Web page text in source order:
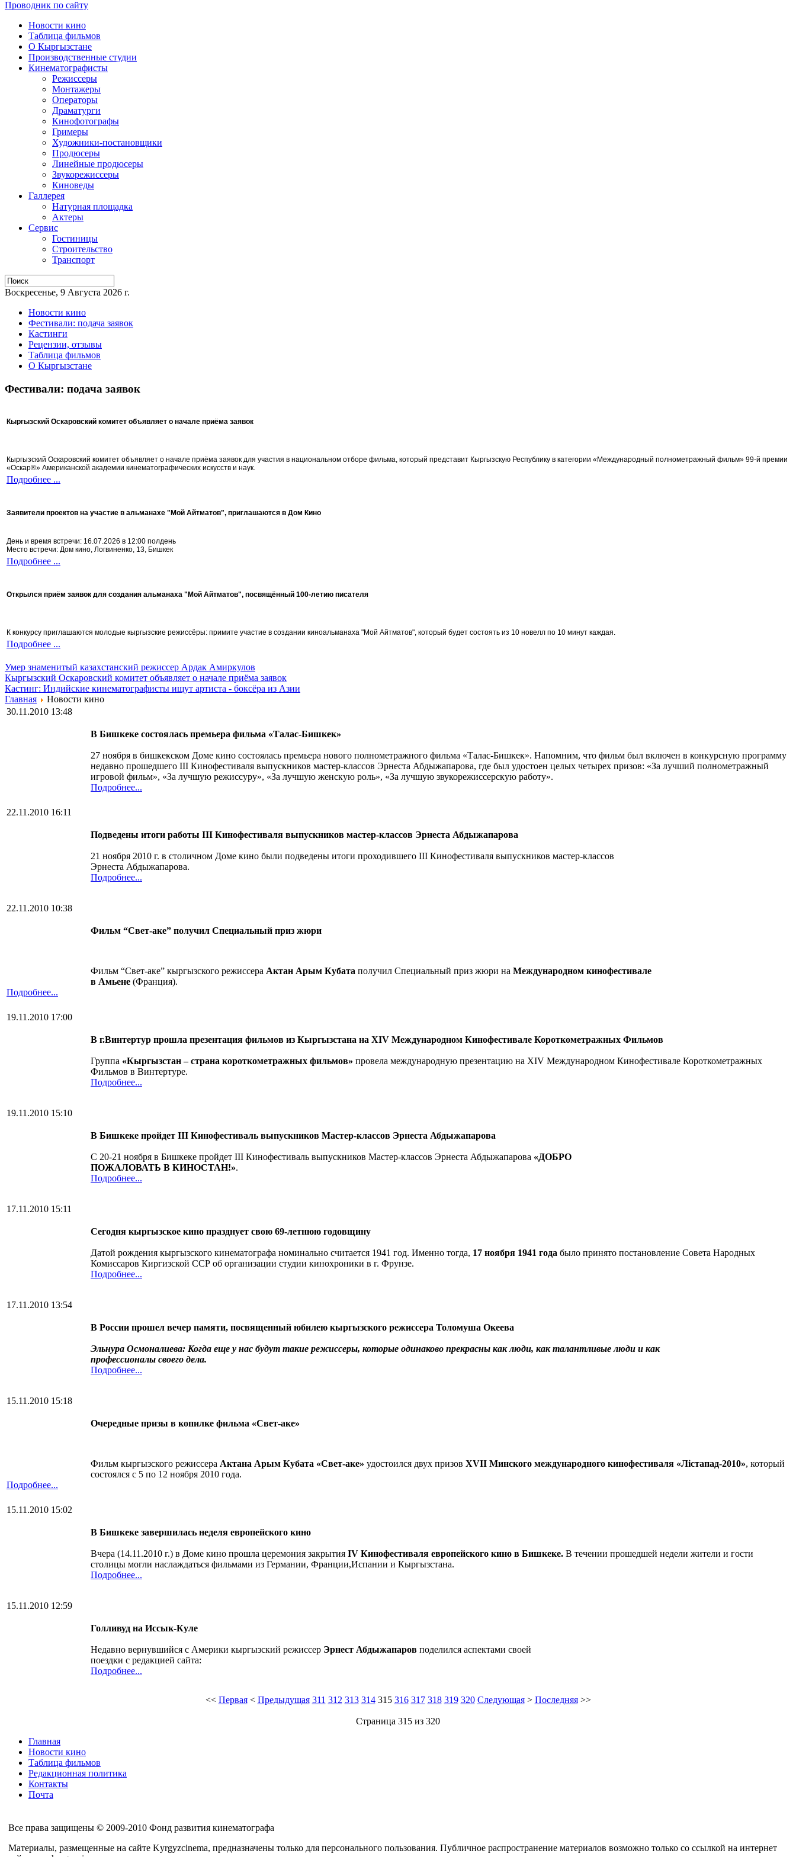
Проводник по сайту
Новости кино
Таблица фильмов
О Кыргызстане
Производственные студии
Кинематографисты
Режиссеры
Монтажеры
Операторы
Драматурги
Кинофотографы
Гримеры
Художники-постановщики
Продюсеры
Линейные продюсеры
Звукорежиссеры
Киноведы
Галлерея
Натурная площадка
Актеры
Сервис
Гостиницы
Строительство
Транспорт
Воскресенье, 9 Августа 2026 г.
Новости кино
Фестивали: подача заявок
Кастинги
Рецензии, отзывы
Таблица фильмов
О Кыргызстане
Фестивали: подача заявок
Кыргызский Оскаровский комитет объявляет о начале приёма заявок
Кыргызский Оскаровский комитет объявляет о начале приёма заявок для участия в национальном отборе фильма, который представит Кыргызскую Республику в категории «Международный полнометражный фильм» 99-й премии
«Оскар®» Американской академии кинематографических искусств и наук.
Подробнее ...
Заявители проектов на участие в альманахе "Мой Айтматов", приглашаются в Дом Кино
День и время встречи: 16.07.2026 в 12:00 полдень
Место встречи: Дом кино, Логвиненко, 13, Бишкек
Подробнее ...
Открылся приём заявок для создания альманаха "Мой Айтматов", посвящённый 100-летию писателя
К конкурсу приглашаются молодые кыргызские режиссёры: примите участие в создании киноальманаха "Мой Айтматов", который будет состоять из 10 новелл по 10 минут каждая.
Подробнее ...
Умер знаменитый казахстанский режиссер Ардак Амиркулов
Кыргызский Оскаровский комитет объявляет о начале приёма заявок
Кастинг: Индийские кинематографисты ищут артиста - боксёра из Азии
Главная
Новости кино
30.11.2010 13:48
В Бишкеке состоялась премьера фильма «Талас-Бишкек»
27 ноября в бишкекском Доме кино состоялась премьера нового полнометражного фильма «Талас-Бишкек». Напомним, что фильм был включен в конкурсную программу
недавно прошедшего III Кинофестиваля выпускников мастер-классов Эрнеста Абдыжапарова, где был удостоен целых четырех призов: «За лучший полнометражный
игровой фильм», «За лучшую режиссуру», «За лучшую женскую роль», «За лучшую звукорежиссерскую работу».
Подробнее...
22.11.2010 16:11
Подведены итоги работы III Кинофестиваля выпускников мастер-классов Эрнеста Абдыжапарова
21 ноября 2010 г. в столичном Доме кино были подведены итоги проходившего III Кинофестиваля выпускников мастер-классов
Эрнеста Абдыжапарова.
Подробнее...
22.11.2010 10:38
Фильм “Свет-аке” получил Специальный приз жюри
Фильм “Свет-аке” кыргызского режиссера Актан Арым Кубата получил Специальный приз жюри на Международном кинофестивале
в Амьене (Франция).
Подробнее...
19.11.2010 17:00
В г.Винтертур прошла презентация фильмов из Кыргызстана на XIV Международном Кинофестивалe Короткометражных Фильмов
Группа «Кыргызстан – страна короткометражных фильмов» провела международную презентацию на XIV Международном Кинофестивалe Короткометражных
Фильмов в Винтертуре.
Подробнее...
19.11.2010 15:10
В Бишкеке пройдет III Кинофестиваль выпускников Мастер-классов Эрнеста Абдыжапарова
С 20-21 ноября в Бишкеке пройдет III Кинофестиваль выпускников Мастер-классов Эрнеста Абдыжапарова «ДОБРО
ПОЖАЛОВАТЬ В КИНОСТАН!».
Подробнее...
17.11.2010 15:11
Сегодня кыргызское кино празднует свою 69-летнюю годовщину
Датой рождения кыргызского кинематографа номинально считается 1941 год. Именно тогда, 17 ноября 1941 года было принято постановление Совета Народных
Комиссаров Киргизской ССР об организации студии кинохроники в г. Фрунзе.
Подробнее...
17.11.2010 13:54
В России прошел вечер памяти, посвященный юбилею кыргызского режиссера Толомуша Океева
Эльнура Осмоналиева: Когда еще у нас будут такие режиссеры, которые одинаково прекрасны как люди, как талантливые люди и как
профессионалы своего дела.
Подробнее...
15.11.2010 15:18
Очередные призы в копилке фильма «Свет-аке»
Фильм кыргызского режиссера Актана Арым Кубата «Свет-аке» удостоился двух призов XVII Минского международного кинофестиваля «Лiстапад-2010», который
состоялся с 5 по 12 ноября 2010 года.
Подробнее...
15.11.2010 15:02
В Бишкеке завершилась неделя европейского кино
Вчера (14.11.2010 г.) в Доме кино прошла церемония закрытия IV Кинофестиваля европейского кино в Бишкеке. В течении прошедшей недели жители и гости
столицы могли наслаждаться фильмами из Германии, Франции,Испании и Кыргызстана.
Подробнее...
15.11.2010 12:59
Голливуд на Иссык-Куле
Недавно вернувшийся с Америки кыргызский режиссер Эрнест Абдыжапаров поделился аспектами своей
поездки с редакцией сайта:
Подробнее...
<< Первая< Предыдущая 311 312 313 314 315 316 317 318 319 320 Следующая> Последняя>>
Страница 315 из 320
Главная
Новости кино
Таблица фильмов
Редакционная политика
Контакты
Почта
Все права защищены © 2009-2010 Фонд развития кинематографа
Материалы, размещенные на сайте Kyrgyzcinema, предназначены только для персонального пользования. Публичное распространение материалов возможно только со ссылкой на интернет